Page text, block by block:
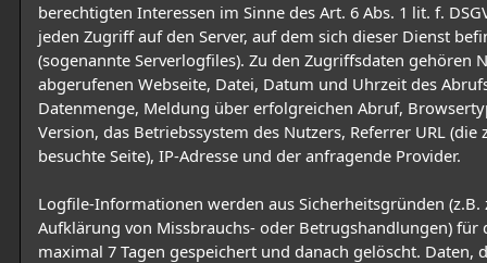
berechtigten Interessen im Sinne des Art. 6 Abs. 1 lit. f.
jeden Zugriff auf den Server, auf dem sich dieser Dienst
(sogenannte Serverlogfiles). Zu den Zugriffsdaten gehören
abgerufenen Webseite, Datei, Datum und Uhrzeit des
Datenmenge, Meldung über erfolgreichen Abruf,
Version, das Betriebssystem des Nutzers, Referrer URL (die
besuchte Seite), IP-Adresse und der anfragende Provider.
Logfile-Informationen werden aus Sicherheitsgründen (z.B.
Aufklärung von Missbrauchs- oder Betrugshandlungen) für
maximal 7 Tagen gespeichert und danach gelöscht. Daten,